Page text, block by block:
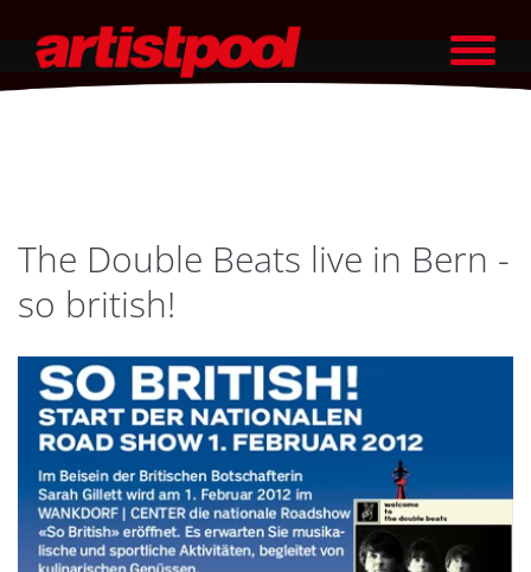
The Double Beats live in Bern -
so british!